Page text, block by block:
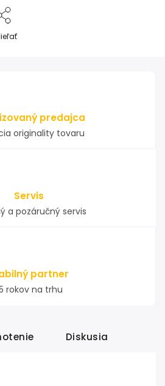
predajca
originality tovaru
Servis
a pozáručný servis
partner
rokov na trhu
Diskusia